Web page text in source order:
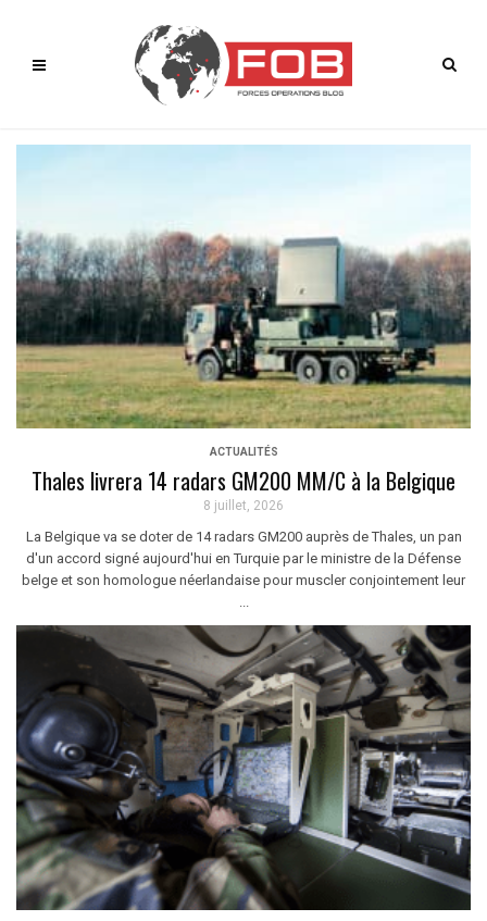
ACTUALITÉS
Thales livrera 14 radars GM200 MM/C à la Belgique
8 juillet, 2026
La Belgique va se doter de 14 radars GM200 auprès de Thales, un pan
d'un accord signé aujourd'hui en Turquie par le ministre de la Défense
belge et son homologue néerlandaise pour muscler conjointement leur
...